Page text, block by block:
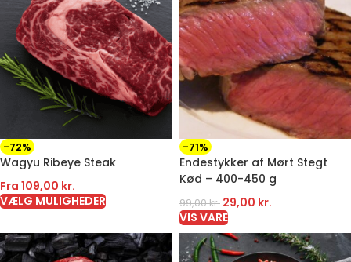
-72%
Wagyu Ribeye Steak
Fra 109,00 kr.
VÆLG MULIGHEDER
-71%
Endestykker af Mørt Stegt
Kød – 400-450 g
99,00kr. 29,00 kr.
VIS VARE